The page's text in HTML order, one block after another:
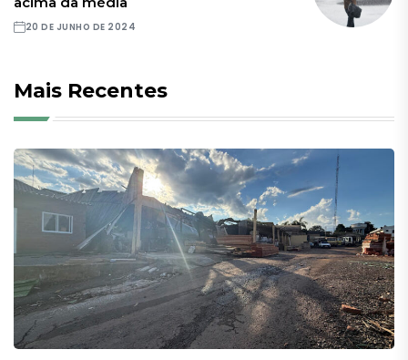
20 DE JUNHO DE 2024
Mais Recentes